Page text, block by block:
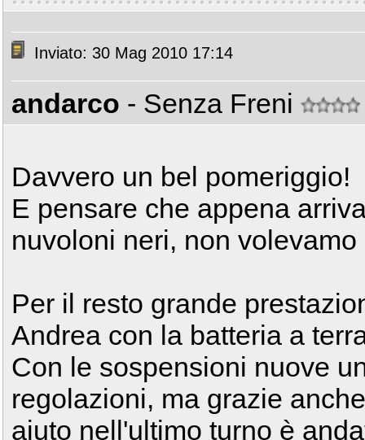
Inviato: 30 Mag 2010 17:14
andarco - Senza Freni
Davvero un bel pomeriggio!
E pensare che appena
nuvoloni neri, non
Per il resto grande
Andrea con la batteria a
Con le sospensioni nuove
regolazioni, ma grazie
aiuto nell'ultimo turno è